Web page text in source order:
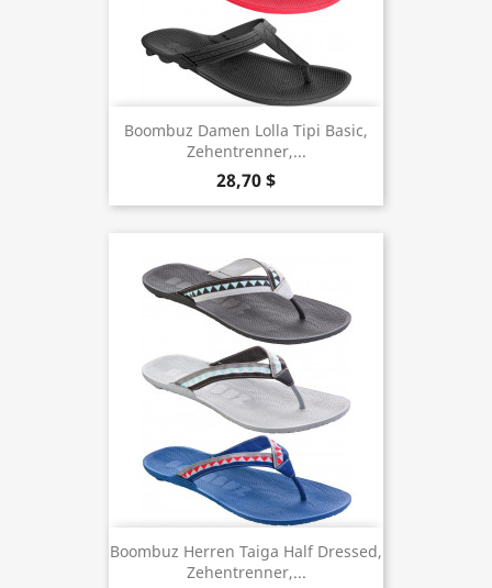
Boombuz Damen Lolla Tipi Basic,
Zehentrenner,...
28,70 $
Boombuz Herren Taiga Half Dressed,
Zehentrenner,...